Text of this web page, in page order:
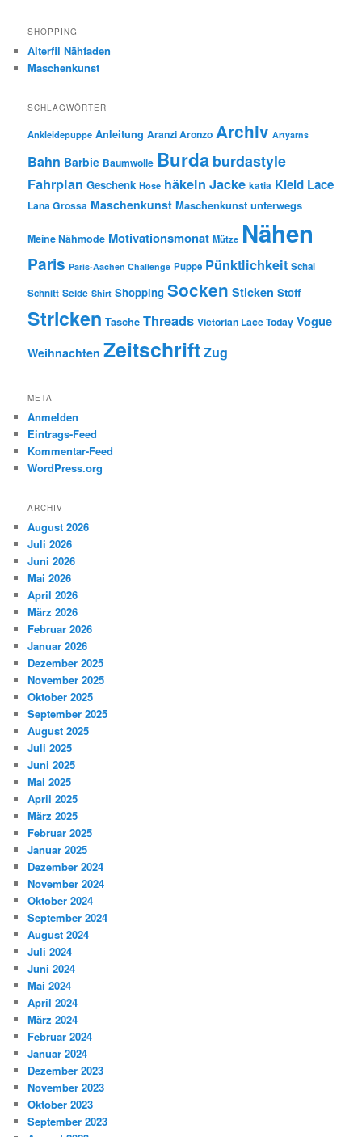
SHOPPING
Alterfil Nähfaden
Maschenkunst
SCHLAGWÖRTER
Ankleidepuppe Anleitung Aranzi Aronzo Archiv Artyarns
Bahn Barbie Baumwolle Burda burdastyle
Fahrplan Geschenk Hose häkeln Jacke katia Kleid Lace
Lana Grossa Maschenkunst Maschenkunst unterwegs
Meine Nähmode Motivationsmonat Mütze Nähen
Paris Paris-Aachen Challenge Puppe Pünktlichkeit Schal
Schnitt Seide Shirt Shopping Socken Sticken Stoff
Stricken Tasche Threads Victorian Lace Today Vogue
Weihnachten ZeitschriftZug
META
Anmelden
Eintrags-Feed
Kommentar-Feed
WordPress.org
ARCHIV
August 2026
Juli 2026
Juni 2026
Mai 2026
April 2026
März 2026
Februar 2026
Januar 2026
Dezember 2025
November 2025
Oktober 2025
September 2025
August 2025
Juli 2025
Juni 2025
Mai 2025
April 2025
März 2025
Februar 2025
Januar 2025
Dezember 2024
November 2024
Oktober 2024
September 2024
August 2024
Juli 2024
Juni 2024
Mai 2024
April 2024
März 2024
Februar 2024
Januar 2024
Dezember 2023
November 2023
Oktober 2023
September 2023